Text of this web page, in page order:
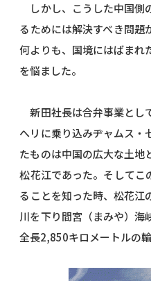
しかし、こうした中国側
るためには解決すべき問題
何よりも、国境にはばまれ
を悩ました。
新田社長は合弁事業とし
へリに乗り込みヂャムス・
たものは中国の広大な土地
松花江であった。そしてこ
ることを知った時、松花江
川を下り間宮（まみや）海
全長2,850キロメートルの